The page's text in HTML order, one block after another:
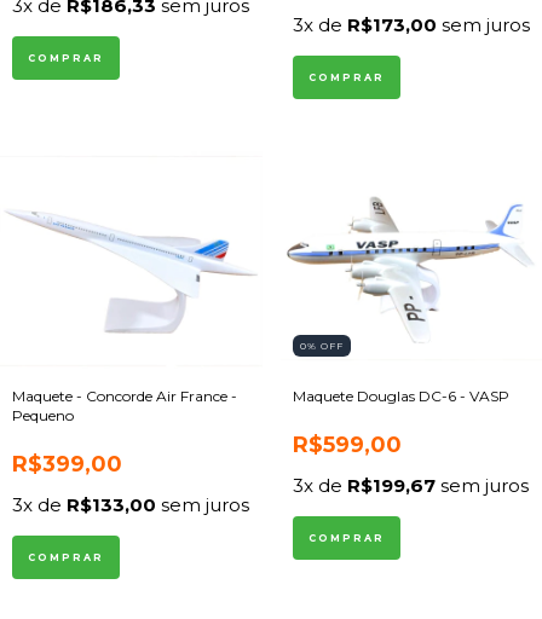
3x de R$186,33 sem juros
3x de R$173,00 sem juros
Maquete - Concorde Air France -
Pequeno
R$399,00
3x de R$133,00 sem juros
0% OFF
Maquete Douglas DC-6 - VASP
R$599,00
3x de R$199,67sem juros